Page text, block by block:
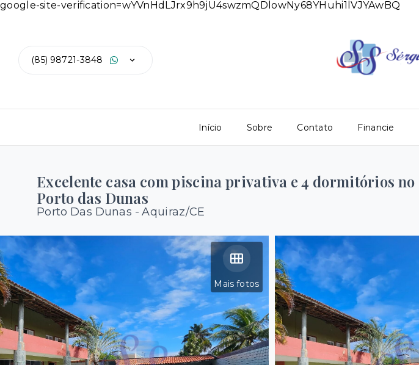
google-site-verification=wYVnHdLJrx9h9jU4swzmQDlowNy68YHuhi1lVJYAwBQ
(85) 98721-3848
Início Sobre Contato Financie
Excelente casa com piscina privativa e 4 dormitórios no
Porto das Dunas
Porto Das Dunas - Aquiraz/CE
Mais fotos